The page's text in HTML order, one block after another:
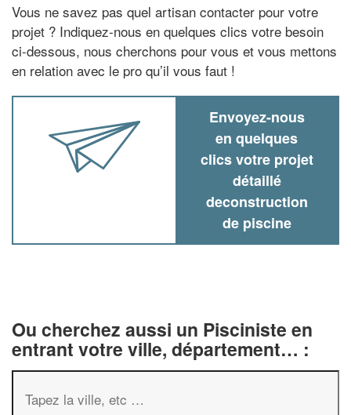
Vous ne savez pas quel artisan contacter pour votre
projet ? Indiquez-nous en quelques clics votre besoin
ci-dessous, nous cherchons pour vous et vous mettons
en relation avec le pro qu’il vous faut !
Envoyez-nous
en quelques
clics votre projet
détaillé
deconstruction
de piscine
Ou cherchez aussi un Pisciniste en
entrant votre ville, département… :